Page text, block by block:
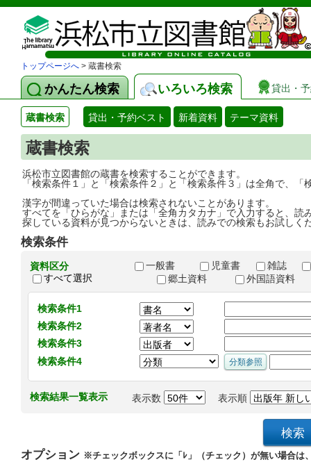
トップページへ > 蔵書検索
かんたん検索 いろいろ検索 貸出・
蔵書検索 貸出・予約ベスト 新着資料 テーマ資料
蔵書検索
浜松市立図書館の蔵書を検索することができます。
「検索条件１」と「検索条件２」と「検索条件３」は全角で、
漢字が間違っていた場合は検索されないことがあります。
すべてを「ひらがな」または「全角カタカナ」で入力すると、読
探している資料が見つからないときは、読みでの検索もお試しく
検索条件
資料区分
すべて選択
一般書 児童書
雑誌
郷土資料
外国語資料
検索条件1
検索条件2
検索条件3
検索条件4
検索結果一覧表示 表示数 表示順
オプション ※チェックボックスに「ﾚ」（チェック）が無い場合は